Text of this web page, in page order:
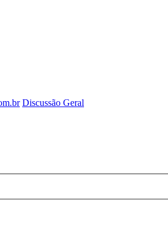
Discussão Geral